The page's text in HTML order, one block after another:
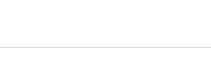
ВПГ 1,2, ДНК